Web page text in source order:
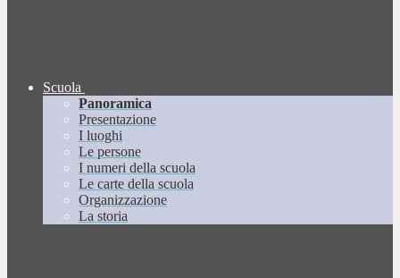
Scuola
Panoramica
Presentazione
I luoghi
Le persone
I numeri della scuola
Le carte della scuola
Organizzazione
La storia